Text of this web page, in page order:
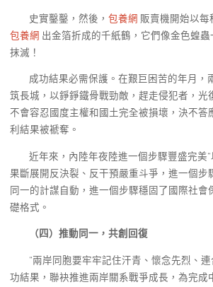
史實鑿鑿，然後， 包養網 販賣機開始以每
包養網 出金箔折成的千紙鶴，它們像金色蝗
抹滅！
成功結果必需保護。在艱巨困苦的年月，
筑長城，以錚錚鐵骨戰勁敵，趕走侵犯者，光
不會容忍國度主權和國土完全被損壞，決不答
利結果被褫奪。
近年來，內陸年夜陸進一個步驟豐盛完美“
果斷展開反決裂、反干預嚴重斗爭，進一個步
同一的計謀自動，進一個步驟穩固了國際社會
礎格式。
（四）推動同一，共創回復
“兩岸同胞要牢牢記住汗青、懷念先烈、
功結果，聯袂推進兩岸關系戰爭成長，為完成